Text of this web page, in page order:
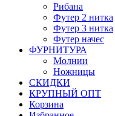
Рибана
Футер 2 нитка
Футер 3 нитка
Футер начес
ФУРНИТУРА
Молнии
Ножницы
СКИДКИ
КРУПНЫЙ ОПТ
Корзина